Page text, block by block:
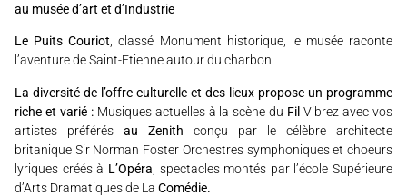
au musée d’art et d’Industrie
Le Puits Couriot, classé Monument historique, le musée raconte
l’aventure de Saint-Etienne autour du charbon
La diversité de l’offre culturelle et des lieux propose un programme
riche et varié :Musiques actuelles à la scène du FilVibrez avec vos
artistes préférés au Zenith conçu par le célèbre architecte
britanique Sir Norman Foster Orchestres symphoniques et choeurs
lyriques créés à L’Opéra , spectacles montés par l’école Supérieure
d’Arts Dramatiques de La Comédie.